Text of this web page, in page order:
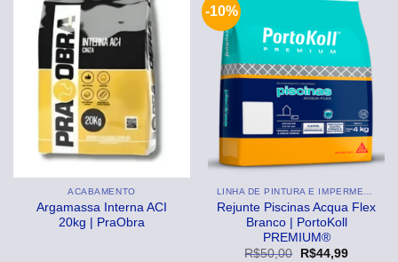
ACABAMENTO
Argamassa Interna ACI
20kg | PraObra
-10%
LINHA DE PINTURA E IMPERMEABILIZANTE
Rejunte Piscinas Acqua Flex
Branco | PortoKoll
PREMIUM®
R$50,00
O
R$44,99O